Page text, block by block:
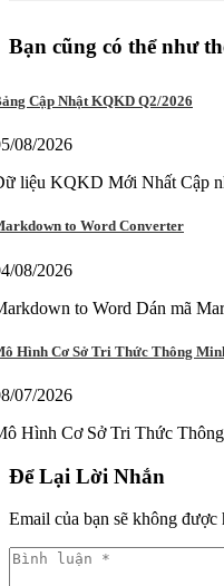
Bạn cũng có thể như
Cập Nhật KQKD Q2/2026
08/2026
liệu KQKD Mới Nhất Cập
to Word Converter
08/2026
to Word Dán mã
Hình Cơ Sở Tri Thức Thông
07/2026
Hình Cơ Sở Tri Thức
Để Lại Lời Nhắn
Email của bạn sẽ không